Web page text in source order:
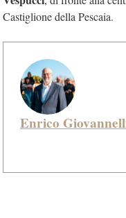
Castiglione della Pescaia.
Enrico